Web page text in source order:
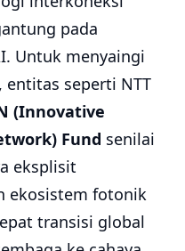
pada
Untuk menyaingi
seperti NTT
(Innovative
Fund senilai
eksplisit
ekosistem fotonik
transisi global